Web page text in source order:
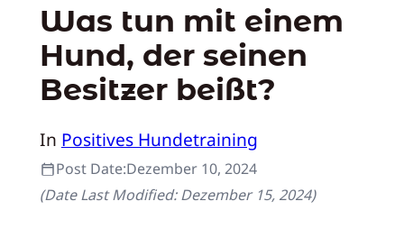
Was tun mit einem
Hund, der seinen
Besitzer beißt?
In Positives Hundetraining
Post Date:Dezember 10, 2024
(Date Last Modified:Dezember 15, 2024)